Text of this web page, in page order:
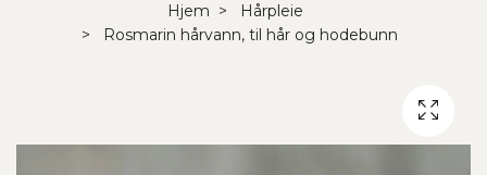
Hjem
Hårpleie
Rosmarin hårvann, til hår og hodebunn